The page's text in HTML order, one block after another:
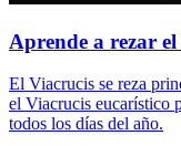
Aprende a rezar
El Viacrucis se reza
el Viacrucis eucarístico
todos los días del año.